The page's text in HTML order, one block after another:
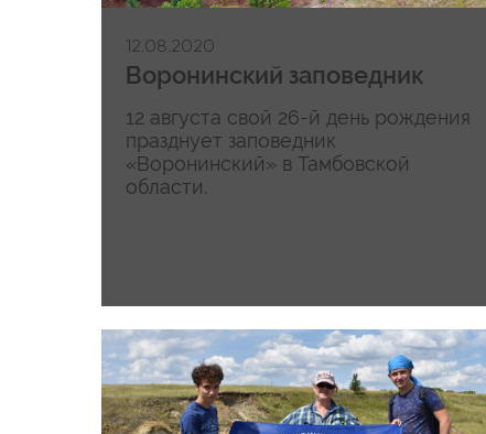
12.08.2020
Воронинский заповедник
12 августа свой 26-й день рождения
празднует заповедник
«Воронинский» в Тамбовской
области.